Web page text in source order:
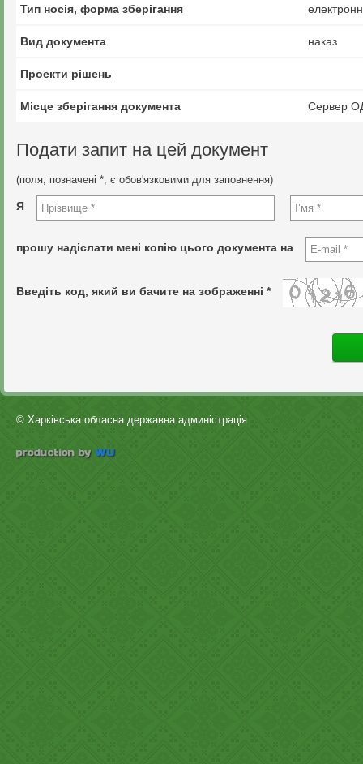
Тип носія, форма зберігання
Вид документа наказ
Проекти рішень
Місце зберігання документа Сервер
Подати запит на цей документ
(поля, позначені *, є обов'язковими для заповнення)
Я
прошу надіслати мені копію цього документа на
Введіть код, який ви бачите на зображенні *
© Харківська обласна державна админістрація